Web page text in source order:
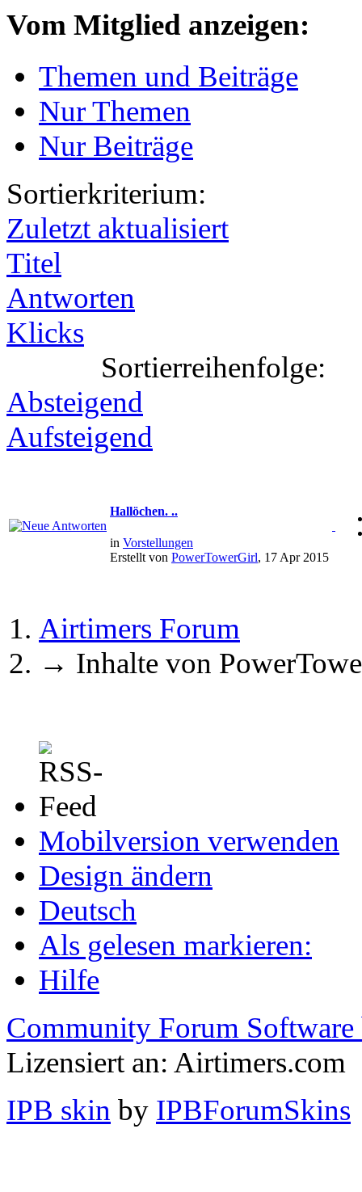
Vom Mitglied anzeigen:
Themen und Beiträge
Nur Themen
Nur Beiträge
Sortierkriterium:
Zuletzt aktualisiert
Titel
Antworten
Klicks
Sortierreihenfolge:
Absteigend
Aufsteigend
Hallöchen. ..
in Vorstellungen
Erstellt von PowerTowerGirl, 17 Apr 2015
Airtimers Forum
→ Inhalte von
Mobilversion verwenden
Design ändern
Deutsch
Als gelesen markieren:
Hilfe
Community Forum Software
Lizensiert an: Airtimers.com
IPB skin by IPBForumSkins